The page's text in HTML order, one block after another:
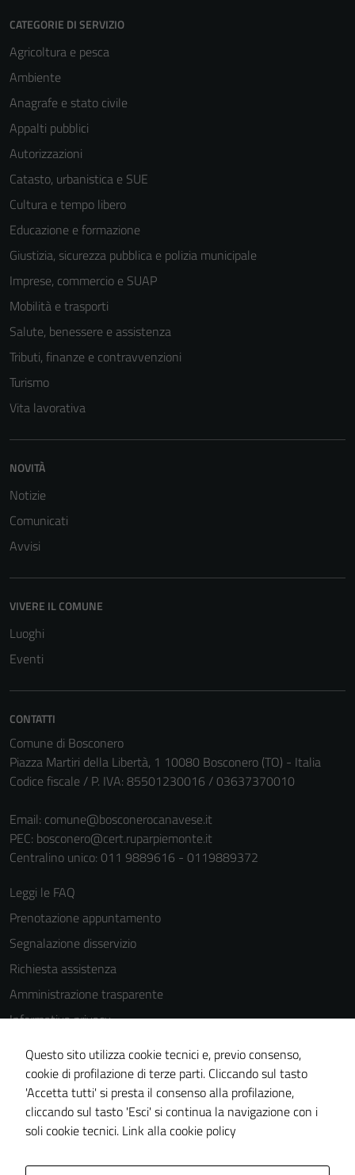
CATEGORIE DI SERVIZIO
Agricoltura e pesca
Ambiente
Anagrafe e stato civile
Appalti pubblici
Autorizzazioni
Catasto, urbanistica e SUE
Cultura e tempo libero
Educazione e formazione
Giustizia, sicurezza pubblica e polizia municipale
Imprese, commercio e SUAP
Mobilità e trasporti
Salute, benessere e assistenza
Tributi, finanze e contravvenzioni
Turismo
Vita lavorativa
NOVITÀ
Notizie
Comunicati
Avvisi
VIVERE IL COMUNE
Luoghi
Eventi
CONTATTI
Comune di Bosconero
Piazza Martiri della Libertà, 1 10080 Bosconero (TO) - Italia
Codice fiscale / P. IVA: 85501230016 / 03637370010
Email: comune@bosconerocanavese.it
PEC: bosconero@cert.ruparpiemonte.it
Centralino unico: 011 9889616 - 0119889372
Leggi le FAQ
Prenotazione appuntamento
Segnalazione disservizio
Richiesta assistenza
Amministrazione trasparente
Informativa privacy
Note legali
Dichiarazione di accessibilità
Piano di miglioramento del sito
Questo sito utilizza cookie tecnici e, previo consenso,
cookie di profilazione di terze parti. Cliccando sul tasto
'Accetta tutti' si presta il consenso alla profilazione,
cliccando sul tasto 'Esci' si continua la navigazione con i
soli cookie tecnici. Link alla cookie policy
informazioni
personali.